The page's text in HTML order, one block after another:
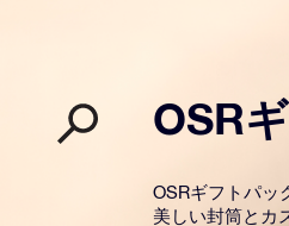
OSR
OSRギフトパッ
美しい封筒とカ